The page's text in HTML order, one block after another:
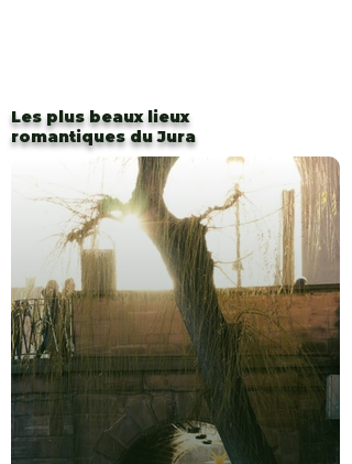
Les plus beaux lieux
romantiques du Jura